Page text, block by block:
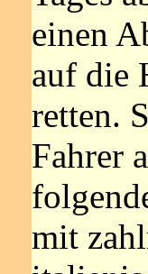
einen
auf die
retten.
Fahrer
mit